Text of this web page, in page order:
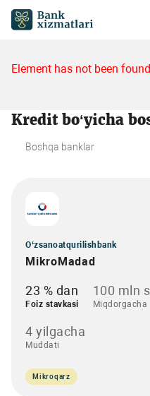
Element has not been
Kredit bo‘yicha
Boshqa banklar
O‘zsanoatqurilishbank
MikroMadad
23 % dan
Foiz stavkasi
100 mln
Miqdorgacha
4 yilgacha
Muddati
Mikroqarz